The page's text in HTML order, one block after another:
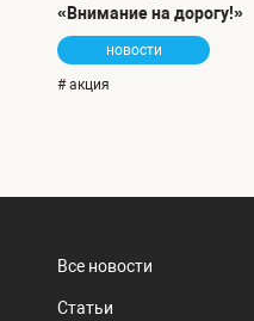
«Внимание на дорогу!»
новости
# акция
Все новости
Статьи